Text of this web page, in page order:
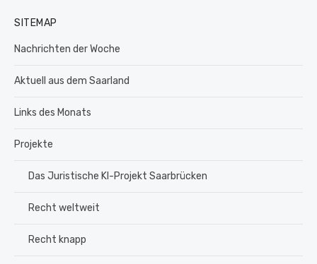
SITEMAP
Nachrichten der Woche
Aktuell aus dem Saarland
Links des Monats
Projekte
Das Juristische KI-Projekt Saarbrücken
Recht weltweit
Recht knapp